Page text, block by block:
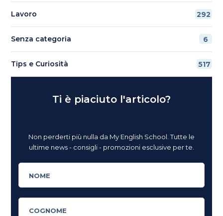
Lavoro 292
Senza categoria 6
Tips e Curiosità 517
Ti è piaciuto l'articolo?
Non perderti più nulla da My English School. Tutte le
ultime news - consigli - promozioni esclusive per te.